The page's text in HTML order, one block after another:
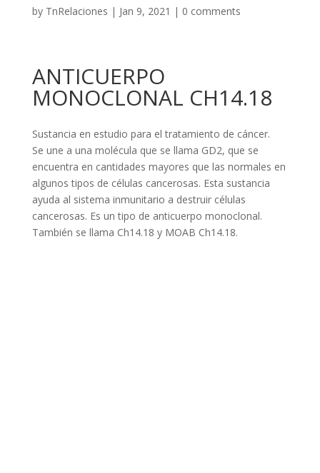
by TnRelaciones | Jan 9, 2021 | 0 comments
ANTICUERPO
MONOCLONAL CH14.18
Sustancia en estudio para el tratamiento de cáncer.
Se une a una molécula que se llama GD2, que se
encuentra en cantidades mayores que las normales en
algunos tipos de células cancerosas. Esta sustancia
ayuda al sistema inmunitario a destruir células
cancerosas. Es un tipo de anticuerpo monoclonal.
También se llama Ch14.18 y MOAB Ch14.18.